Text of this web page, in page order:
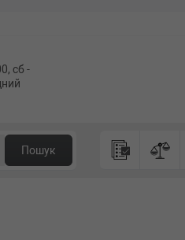
сб -
Пошук